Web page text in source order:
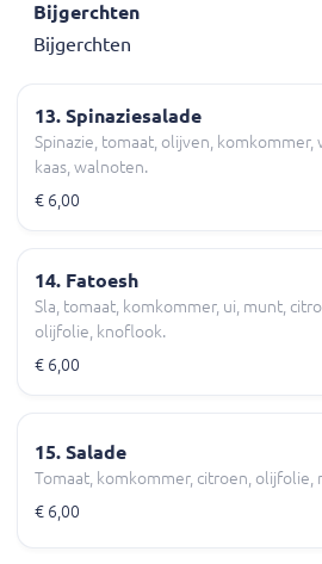
Bijgerchten
Bijgerchten
13. Spinaziesalade
Spinazie, tomaat, olijven, komkommer,
kaas, walnoten.
€ 6,00
14. Fatoesh
Sla, tomaat, komkommer, ui, munt,
olijfolie, knoflook.
€ 6,00
15. Salade
Tomaat, komkommer, citroen, olijfolie,
€ 6,00